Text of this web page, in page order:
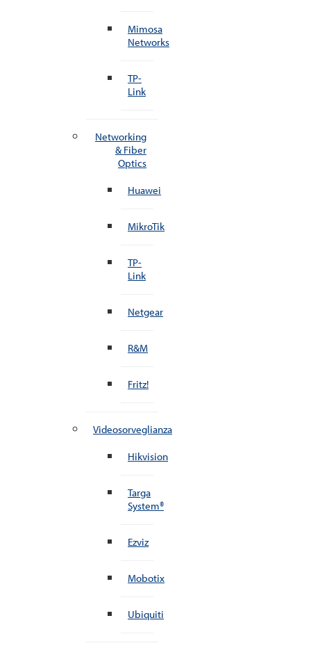
Mimosa
Networks
TP-
Link
Networking
& Fiber
Optics
Huawei
MikroTik
TP-
Link
Netgear
R&M
Fritz!
Videosorveglianza
Hikvision
Targa
System®
Ezviz
Mobotix
Ubiquiti